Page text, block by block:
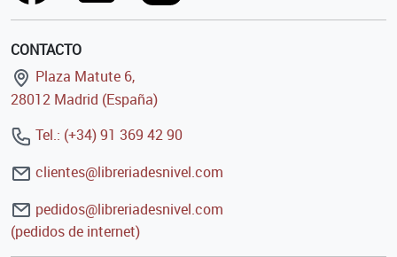
CONTACTO
Plaza Matute 6,
28012 Madrid (España)
Tel.: (+34) 91 369 42 90
clientes@libreriadesnivel.com
pedidos@libreriadesnivel.com
(pedidos de internet)